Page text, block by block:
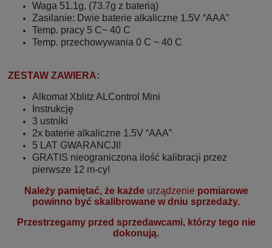
Waga 51.1g, (73.7g z baterią)
Zasilanie: Dwie baterie alkaliczne 1.5V “AAA”
Temp. pracy 5 C~ 40 C
Temp. przechowywania 0 C ~ 40 C
ZESTAW ZAWIERA:
Alkomat Xblitz ALControl Mini
Instrukcję
3 ustniki
2x baterie alkaliczne 1.5V “AAA”
5 LAT GWARANCJI!
GRATIS nieograniczona ilość kalibracji przez
pierwsze 12 m-cy!
Należy pamiętać, że każdeurządzenie pomiarowe
powinno być skalibrowane w dniu sprzedaży.
Przestrzegamy przed sprzedawcami, którzy tego nie
dokonują.